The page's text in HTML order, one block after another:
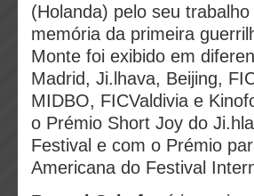
(Holanda) pelo seu
memória da primeira
Monte foi exibido em
Madrid, Ji.lhava, Beijing,
MIDBO, FICValdivia e
o Prémio Short Joy do
Festival e com o Prémio
Americana do Festival